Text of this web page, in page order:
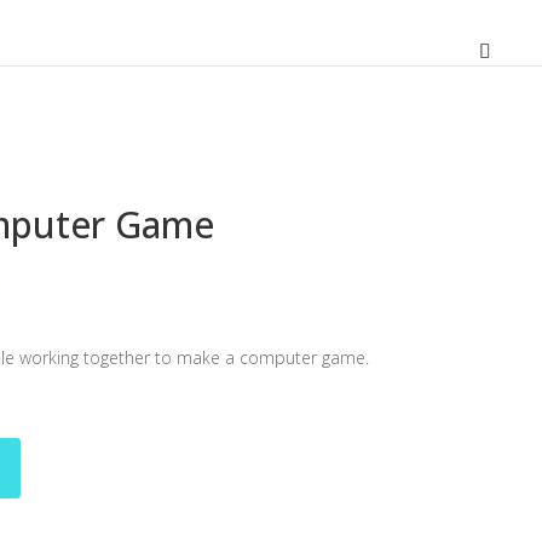
Game
working together to make a computer game.